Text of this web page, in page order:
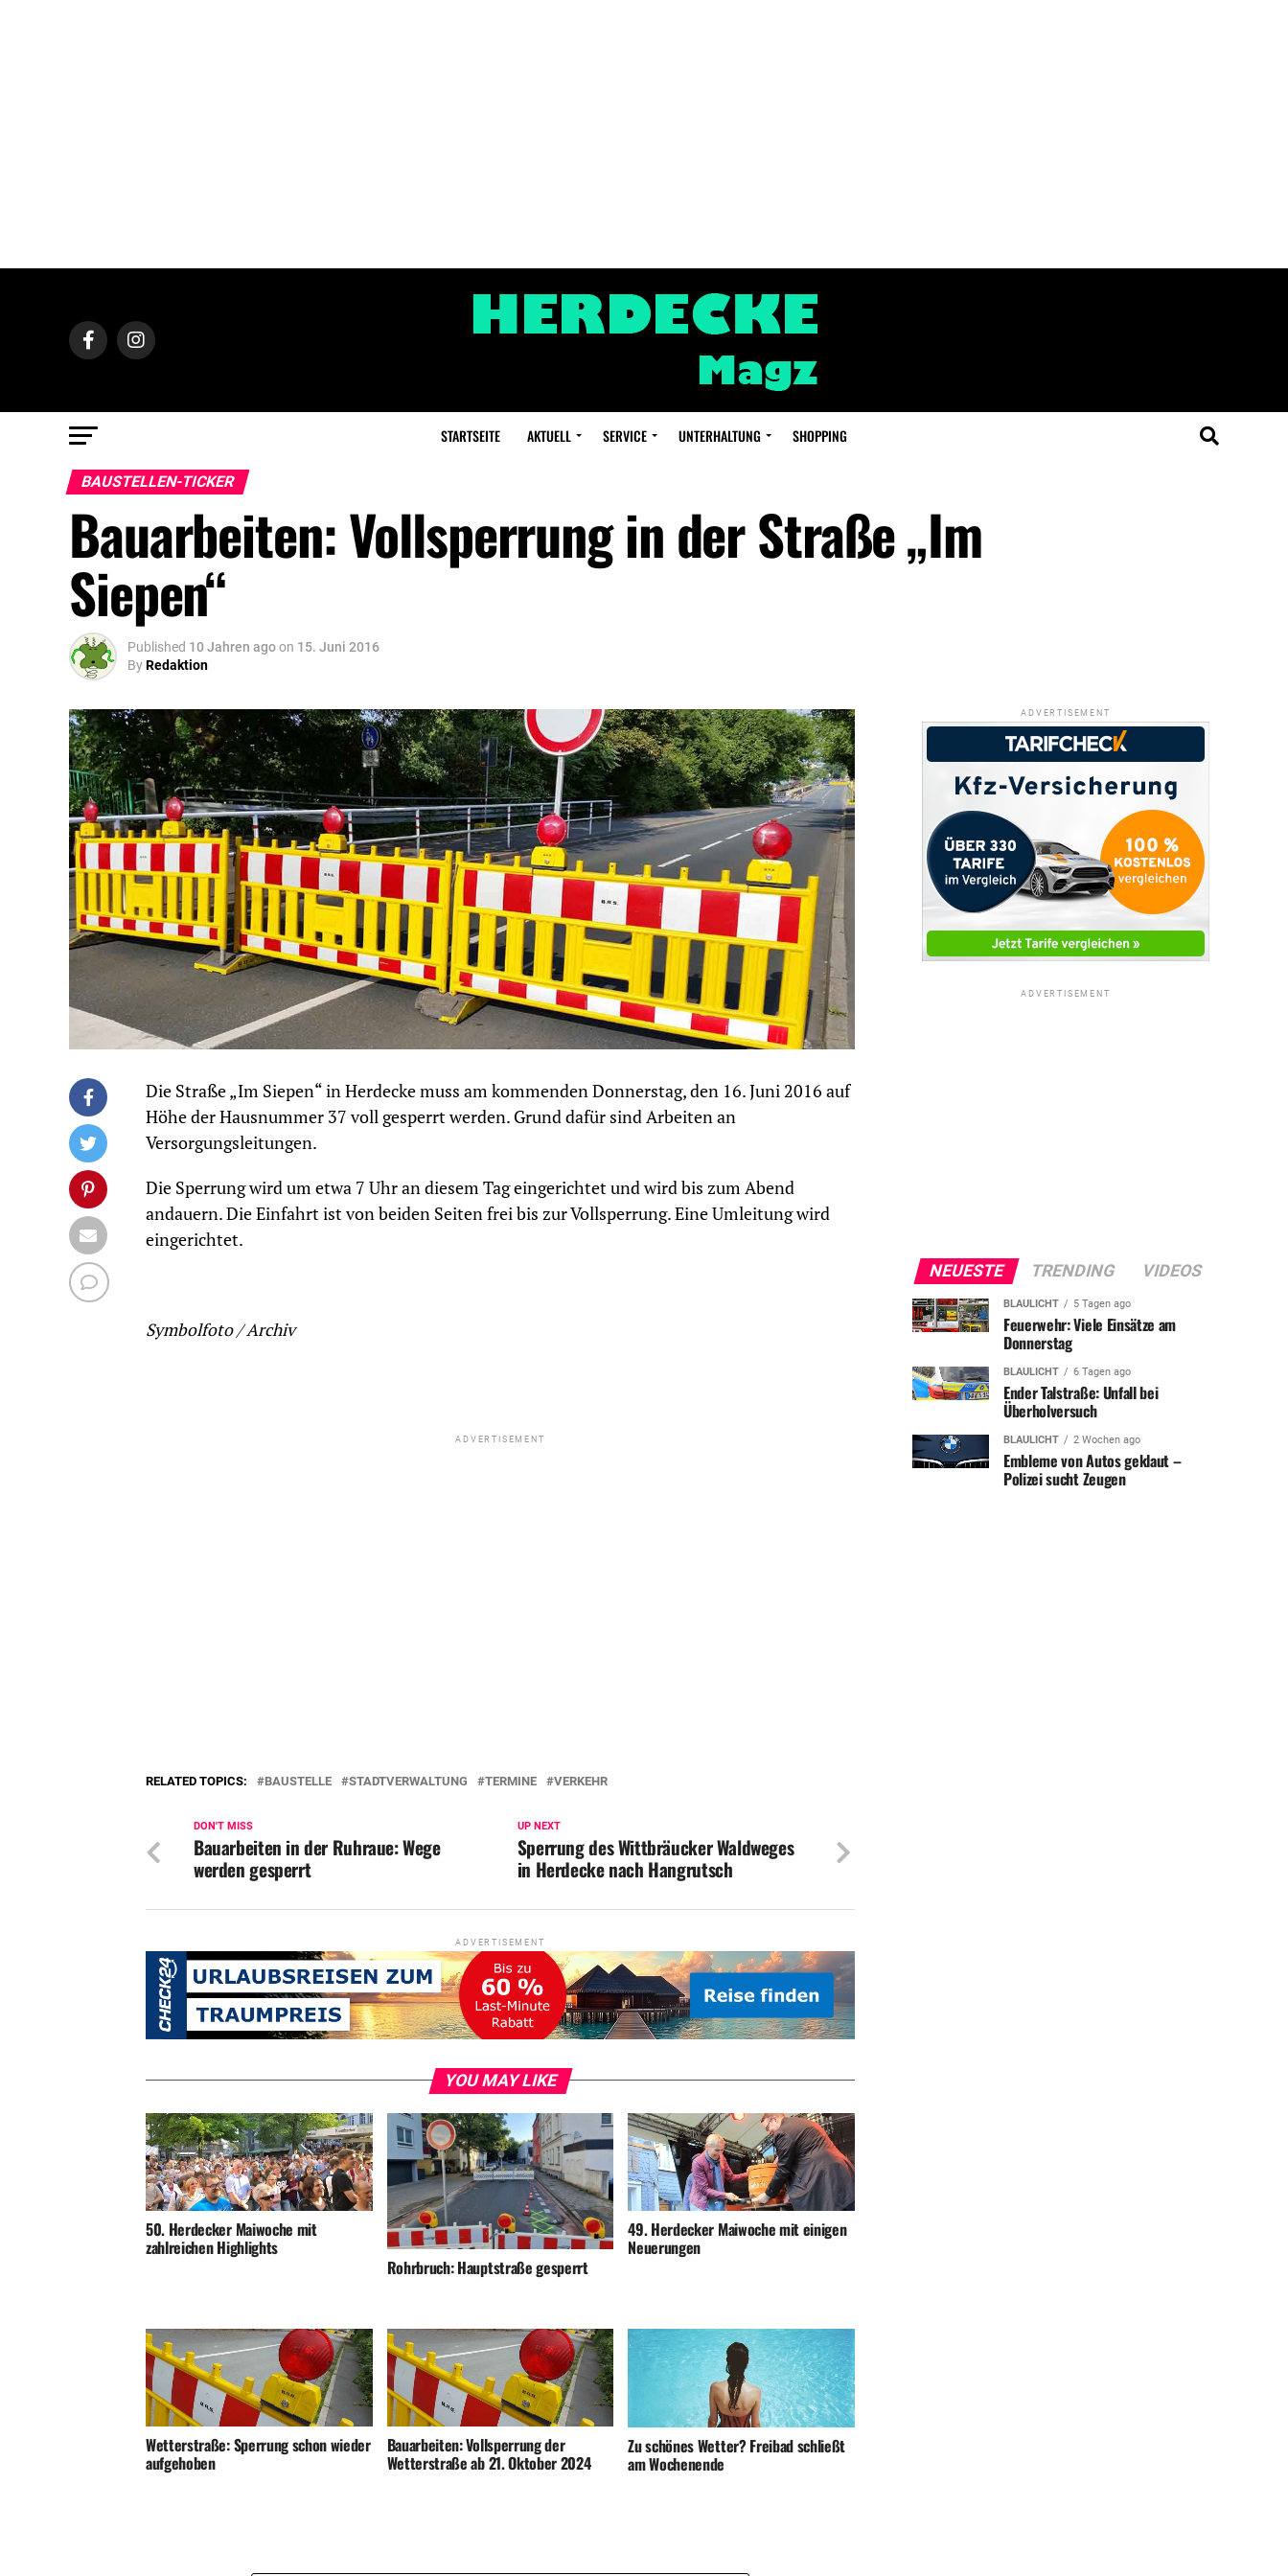
STARTSEITE AKTUELL SERVICE UNTERHALTUNG SHOPPING
BAUSTELLEN-TICKER
Bauarbeiten: Vollsperrung in der Straße „Im
Siepen“
Published 10 Jahren agoon 15. Juni 2016
ByRedaktion
Die Straße „Im Siepen“ in Herdecke muss am kommenden Donnerstag, den 16. Juni 2016 auf
Höhe der Hausnummer 37 voll gesperrt werden. Grund dafür sind Arbeiten an
Versorgungsleitungen.
Die Sperrung wird um etwa 7 Uhr an diesem Tag eingerichtet und wird bis zum Abend
andauern. Die Einfahrt ist von beiden Seiten frei bis zur Vollsperrung. Eine Umleitung wird
eingerichtet.
Symbolfoto / Archiv
ADVERTISEMENT
RELATED TOPICS: BAUSTELLE STADTVERWALTUNG TERMINE VERKEHR
UP NEXT
Sperrung des Wittbräucker Waldweges
in Herdecke nach Hangrutsch
DON'T MISS
Bauarbeiten in der Ruhraue: Wege
werden gesperrt
ADVERTISEMENT
YOU MAY LIKE
50. Herdecker Maiwoche mit
zahlreichen Highlights
Rohrbruch: Hauptstraße gesperrt
49. Herdecker Maiwoche mit einigen
Neuerungen
Wetterstraße: Sperrung schon wieder
aufgehoben
Bauarbeiten: Vollsperrung der
Wetterstraße ab 21. Oktober 2024
Zu schönes Wetter? Freibad schließt
am Wochenende
ADVERTISEMENT
ADVERTISEMENT
NEUESTE TRENDING VIDEOS
BLAULICHT 5 Tagen ago
Feuerwehr: Viele Einsätze am
Donnerstag
BLAULICHT 6 Tagen ago
Ender Talstraße: Unfall bei
Überholversuch
BLAULICHT 2 Wochen ago
Embleme von Autos geklaut –
Polizei sucht Zeugen